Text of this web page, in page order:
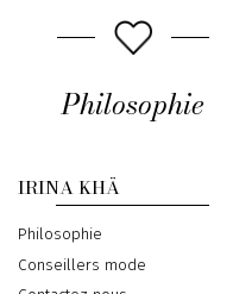
Philosophie
IRINA KHÄ
Philosophie
Conseillers mode